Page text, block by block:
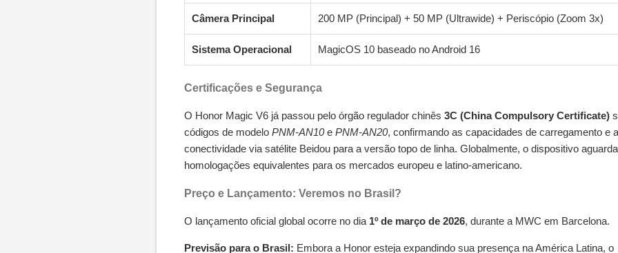
Câmera Principal 200 MP (Principal) + 50 MP (Ultrawide) + Periscópio (Zoom 3x)
Sistema Operacional MagicOS 10 baseado no Android 16
Certificações e Segurança
O Honor Magic V6 já passou pelo órgão regulador chinês 3C (China Compulsory Certificate)
códigos de modelo PNM-AN10e PNM-AN20, confirmando as capacidades de carregamento e a
conectividade via satélite Beidou para a versão topo de linha. Globalmente, o dispositivo aguarda
homologações equivalentes para os mercados europeu e latino-americano.
Preço e Lançamento: Veremos no Brasil?
O lançamento oficial global ocorre no dia 1º de março de 2026, durante a MWC em Barcelona.
Previsão para o Brasil: Embora a Honor esteja expandindo sua presença na América Latina, o